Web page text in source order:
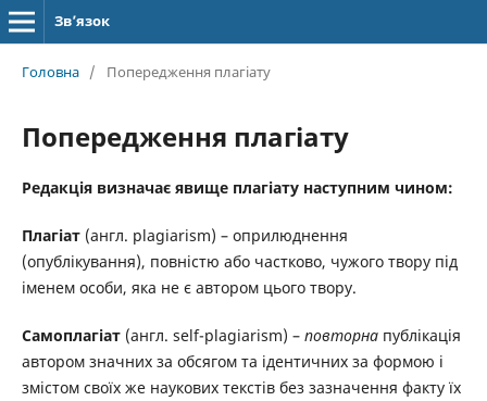
Зв’язок
Головна / Попередження плагіату
Попередження плагіату
Редакція визначає явище плагіату наступним чином:
Плагіат(англ. plagiarism) – оприлюднення
(опублікування), повністю або частково, чужого твору під
іменем особи, яка не є автором цього твору.
Самоплагіат(англ. self-plagiarism) – повторнапублікація
автором значних за обсягом та ідентичних за формою і
змістом своїх же наукових текстів без зазначення факту їх